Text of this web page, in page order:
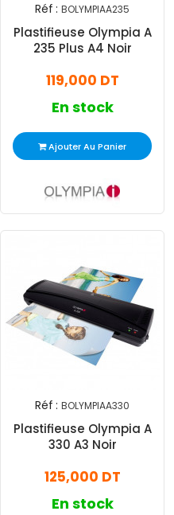
Réf : BOLYMPIAA235
Plastifieuse Olympia A
235 Plus A4 Noir
119,000 DT
En stock
Ajouter Au Panier
Réf : BOLYMPIAA330
Plastifieuse Olympia A
330 A3 Noir
125,000 DT
En stock